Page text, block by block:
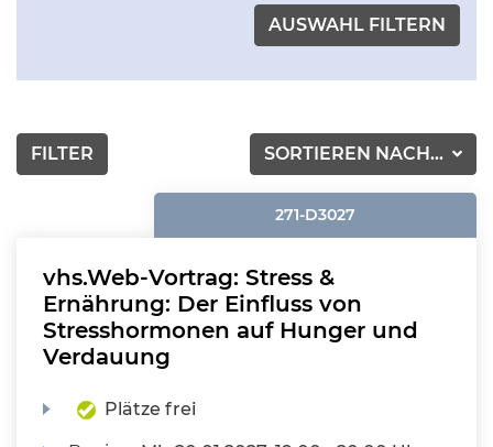
SORTIEREN NACH...
FILTER
271-D3027
vhs.Web-Vortrag: Stress &
Ernährung: Der Einfluss von
Stresshormonen auf Hunger und
Verdauung
Plätze frei